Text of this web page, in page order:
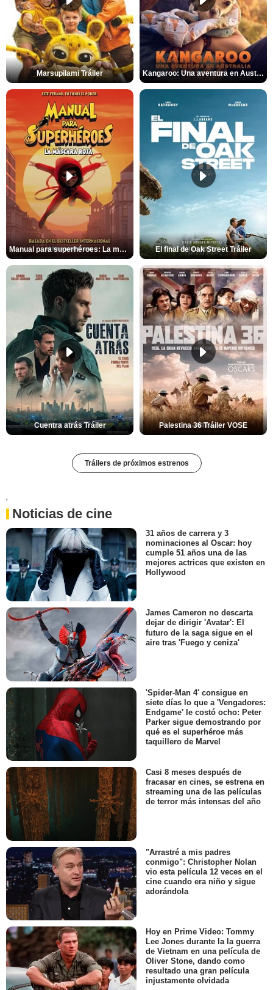
Marsupilami Tráiler Kangaroo: Una aventura en Australia Tráiler
Manual para superhéroes: La máscara roja Tráiler El final de Oak Street Tráiler
Cuentra atrás Tráiler Palestina 36 Tráiler VOSE
Tráilers de próximos estrenos
'
Noticias de cine
31 años de carrera y 3
nominaciones al Oscar: hoy
cumple 51 años una de las
mejores actrices que existen en
Hollywood
James Cameron no descarta
dejar de dirigir 'Avatar': El
futuro de la saga sigue en el
aire tras 'Fuego y ceniza'
'Spider-Man 4' consigue en
siete días lo que a 'Vengadores:
Endgame' le costó ocho: Peter
Parker sigue demostrando por
qué es el superhéroe más
taquillero de Marvel
Casi 8 meses después de
fracasar en cines, se estrena en
streaming una de las películas
de terror más intensas del año
"Arrastré a mis padres
conmigo": Christopher Nolan
vio esta película 12 veces en el
cine cuando era niño y sigue
adorándola
Hoy en Prime Video: Tommy
Lee Jones durante la la guerra
de Vietnam en una película de
Oliver Stone, dando como
resultado una gran película
injustamente olvidada